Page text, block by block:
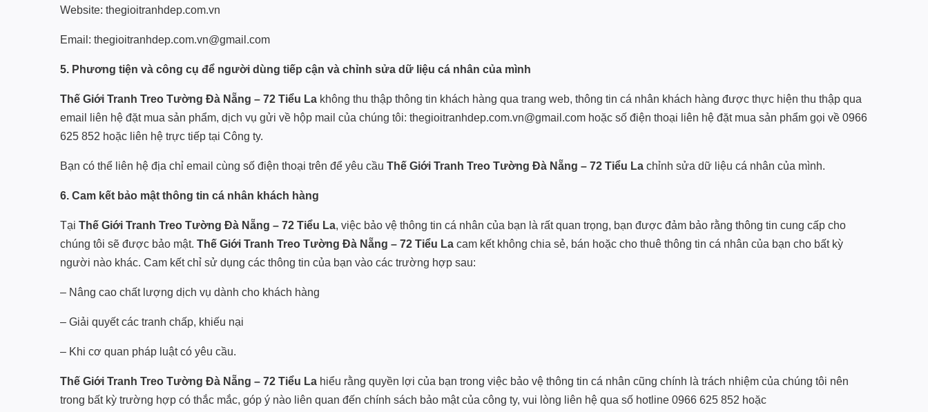
Website: thegioitranhdep.com.vn
Email: thegioitranhdep.com.vn@gmail.com
5. Phương tiện và công cụ để người dùng tiếp cận và chỉnh sửa dữ liệu cá nhân của mình
Thế Giới Tranh Treo Tường Đà Nẵng – 72 Tiểu La không thu thập thông tin khách hàng qua trang web, thông tin cá nhân khách hàng được thực hiện thu thập qua
email liên hệ đặt mua sản phẩm, dịch vụ gửi về hộp mail của chúng tôi: thegioitranhdep.com.vn@gmail.com hoặc số điện thoại liên hệ đặt mua sản phẩm gọi về 0966
625 852 hoặc liên hệ trực tiếp tại Công ty.
Bạn có thể liên hệ địa chỉ email cùng số điện thoại trên để yêu cầu Thế Giới Tranh Treo Tường Đà Nẵng – 72 Tiểu La chỉnh sửa dữ liệu cá nhân của mình.
6. Cam kết bảo mật thông tin cá nhân khách hàng
Tại Thế Giới Tranh Treo Tường Đà Nẵng – 72 Tiểu La, việc bảo vệ thông tin cá nhân của bạn là rất quan trọng, bạn được đảm bảo rằng thông tin cung cấp cho
chúng tôi sẽ được bảo mật. Thế Giới Tranh Treo Tường Đà Nẵng – 72 Tiểu La cam kết không chia sẻ, bán hoặc cho thuê thông tin cá nhân của bạn cho bất kỳ
người nào khác. Cam kết chỉ sử dụng các thông tin của bạn vào các trường hợp sau:
– Nâng cao chất lượng dịch vụ dành cho khách hàng
– Giải quyết các tranh chấp, khiếu nại
– Khi cơ quan pháp luật có yêu cầu.
Thế Giới Tranh Treo Tường Đà Nẵng – 72 Tiểu La hiểu rằng quyền lợi của bạn trong việc bảo vệ thông tin cá nhân cũng chính là trách nhiệm của chúng tôi nên
trong bất kỳ trường hợp có thắc mắc, góp ý nào liên quan đến chính sách bảo mật của công ty, vui lòng liên hệ qua số hotline 0966 625 852 hoặc